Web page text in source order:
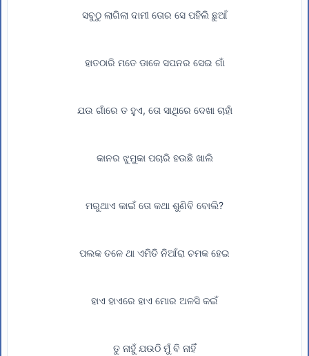
ସବୁଠୁ ଲାଗିଲା ଦାମୀ ତୋର ସେ ପହିଲି ଛୁଆଁ
ହାତଠାରି ମତେ ଡାକେ ସପନର ସେଇ ଗାଁ
ଯଉ ଗାଁରେ ତ ହୁଏ, ତୋ ସାଥିରେ ଦେଖା ଚାହାଁ
କାନର ଝୁମୁକା ପଚାରି ହଉଛି ଖାଲି
ମରୁଥାଏ କାଇଁ ତୋ କଥା ଶୁଣିବି ବୋଲି?
ପଲକ ତଳେ ଥା ଏମିତି ନିଆଁରା ଚମକ ହେଇ
ହାଏ ହାଏରେ ହାଏ ମୋର ଅଳସି କଇଁ
ତୁ ନାହୁଁ ଯଉଠି ମୁଁ ବି ନାହିଁ